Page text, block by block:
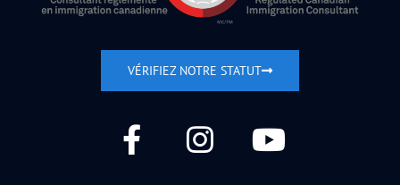
VÉRIFIEZ NOTRE STATUT